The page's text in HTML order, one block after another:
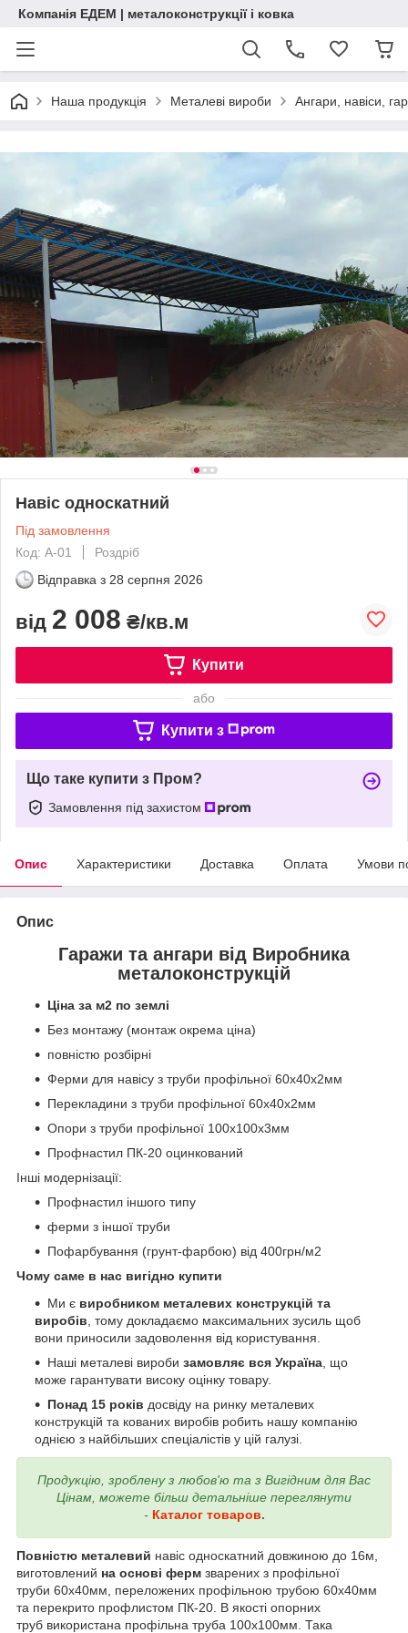
Компанія ЕДЕМ | металоконструкції і ковка
Наша продукція Металеві вироби Ангари, навіси,
Навіс односкатний
Під замовлення
Код: А-01
Роздріб
Відправка з 28 серпня 2026
від 2 008 ₴/кв.м
Купити
або
Купити з
Що таке купити з Пром?
Замовлення під захистом
Опис Характеристики Доставка Оплата Умови
Опис
Гаражи та ангари від Виробника
металоконструкцій
Ціна за м2 по землі
Без монтажу (монтаж окрема ціна)
повністю розбірні
Ферми для навісу з труби профільної 60х40х2мм
Перекладини з труби профільної 60х40х2мм
Опори з труби профільної 100х100х3мм
Профнастил ПК-20 оцинкований
Інші модернізації:
Профнастил іншого типу
ферми з іншої труби
Пофарбування (грунт-фарбою) від 400грн/м2
Чому саме в нас вигідно купити
Ми є виробником металевих конструкцій та
виробів, тому докладаємо максимальних зусиль щоб
вони приносили задоволення від користування.
Наші металеві вироби замовляє вся Україна, що
може гарантувати високу оцінку товару.
Понад 15 років досвіду на ринку металевих
конструкцій та кованих виробів робить нашу компанію
однією з найбільших спеціалістів у цій галузі.
Продукцію, зроблену з любов'ю та з Вигідним для Вас
Цінам, можете більш детальніше переглянути
- Каталог товаров.
Повністю металевий навіс односкатний довжиною до 16м,
виготовлений на основі ферм зварених з профільної
труби 60х40мм, переложених профільною трубою 60х40мм
та перекрито профлистом ПК-20. В якості опорних
труб використана профільна труба 100х100мм. Така